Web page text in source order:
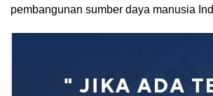
pembangunan sumber daya manusia